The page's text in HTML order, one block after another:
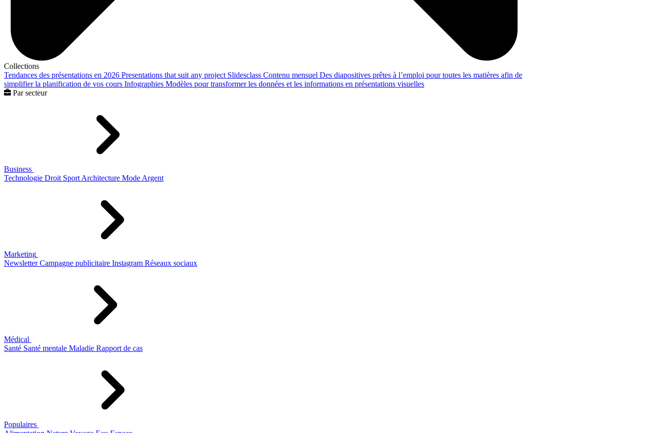
Collections
Tendances des présentations en 2026 Presentations that suit any project Slidesclass Contenu mensuel Des diapositives prêtes à l’emploi pour toutes les matières afin de
simplifier la planification de vos cours Infographies Modèles pour transformer les données et les informations en présentations visuelles
Par secteur
Business
Technologie Droit Sport Architecture Mode Argent
Marketing
Newsletter Campagne publicitaire Instagram Réseaux sociaux
Médical
Santé Santé mentale Maladie Rapport de cas
Populaires